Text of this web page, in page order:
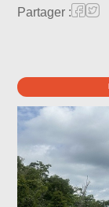
Partager :